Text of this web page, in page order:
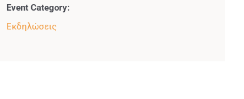
Event Category:
Εκδηλώσεις